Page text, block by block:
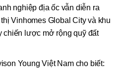
nghiệp địa ốc vẫn diễn ra
Vinhomes Global City và khu
chiến lược mở rộng quỹ đất
Young Việt Nam cho biết: